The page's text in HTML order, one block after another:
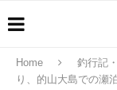
Home 釣行記
り、的山大島での瀬